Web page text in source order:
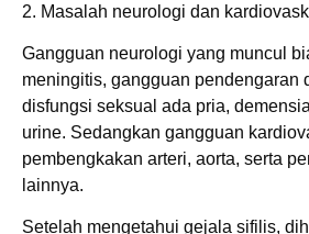
2. Masalah neurologi dan
Gangguan neurologi yang muncul
meningitis, gangguan pendengaran
disfungsi seksual ada pria,
urine. Sedangkan gangguan
pembengkakan arteri, aorta, serta
lainnya.
Setelah mengetahui gejala sifilis,